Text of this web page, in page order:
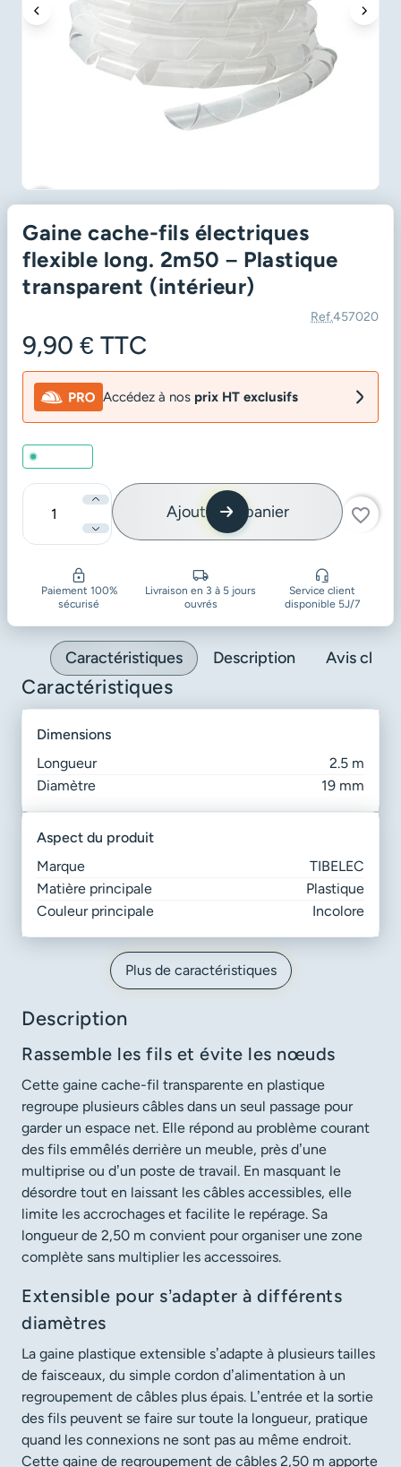
favorite_border
Gaine cache-fils électriques
flexible long. 2m50 – Plastique
transparent (intérieur)
Ref.457020
9,90 € TTC
Accédez à nos prix HT exclusifs
Quantité
Ajouter au panier favorite_border
Paiement 100%
sécurisé
Livraison en 3 à 5 jours
ouvrés
Service client
disponible 5J/7
Caractéristiques Description Avis
Caractéristiques
dimensions
Longueur
2.5 m
Diamètre
19 mm
aspect du produit
Marque
TIBELEC
Matière principale
Plastique
Couleur principale
Incolore
Plus de caractéristiques
Description
Rassemble les fils et évite les nœuds
Cette gaine cache-fil transparente en plastique
regroupe plusieurs câbles dans un seul passage pour
garder un espace net. Elle répond au problème courant
des fils emmêlés derrière un meuble, près d’une
multiprise ou d’un poste de travail. En masquant le
désordre tout en laissant les câbles accessibles, elle
limite les accrochages et facilite le repérage. Sa
longueur de 2,50 m convient pour organiser une zone
complète sans multiplier les accessoires.
Extensible pour s’adapter à différents
diamètres
La gaine plastique extensible s’adapte à plusieurs tailles
de faisceaux, du simple cordon d’alimentation à un
regroupement de câbles plus épais. L’entrée et la sortie
des fils peuvent se faire sur toute la longueur, pratique
quand les connexions ne sont pas au même endroit.
Cette gaine de regroupement de câbles 2,50 m apporte